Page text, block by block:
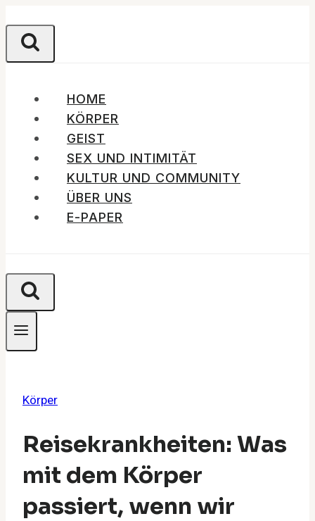
Inhalt
springen
HOME
KÖRPER
GEIST
SEX UND INTIMITÄT
KULTUR UND COMMUNITY
ÜBER UNS
E-PAPER
Körper
Reisekrankheiten: Was
mit dem Körper
passiert, wenn wir